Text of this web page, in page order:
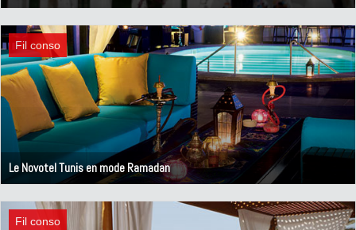
Fil conso
Le Novotel Tunis en mode Ramadan
Fil conso